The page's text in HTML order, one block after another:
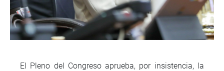
El Pleno del Congreso aprueba, por insistencia, la